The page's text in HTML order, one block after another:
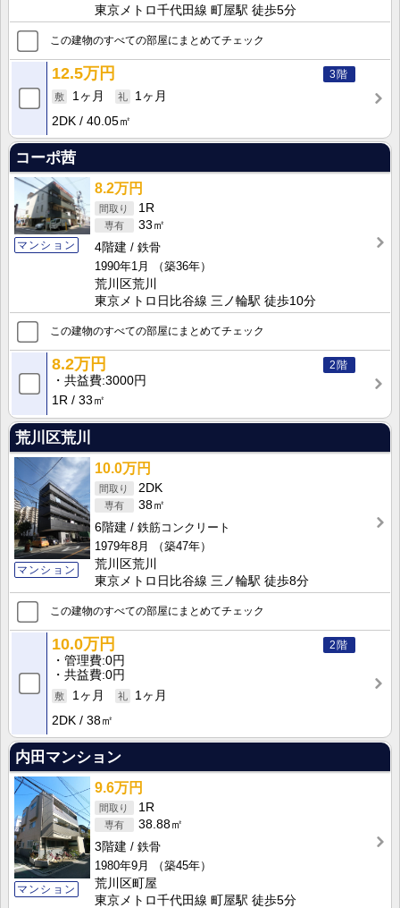
東京メトロ千代田線 町屋駅 徒歩5分
この建物のすべての部屋にまとめてチェック
3階
12.5万円
1ヶ月
1ヶ月
2DK
40.05㎡
コーポ茜
マンション
8.2万円
1R
33㎡
4階建
鉄骨
1990年1月
（築36年）
荒川区荒川
東京メトロ日比谷線 三ノ輪駅 徒歩10分
この建物のすべての部屋にまとめてチェック
2階
8.2万円
共益費 3000円
1R
33㎡
荒川区荒川
マンション
10.0万円
2DK
38㎡
6階建
鉄筋コンクリート
1979年8月
（築47年）
荒川区荒川
東京メトロ日比谷線 三ノ輪駅 徒歩8分
この建物のすべての部屋にまとめてチェック
2階
10.0万円
管理費 0円
共益費 0円
1ヶ月
1ヶ月
2DK
38㎡
内田マンション
マンション
9.6万円
1R
38.88㎡
3階建
鉄骨
1980年9月
（築45年）
荒川区町屋
東京メトロ千代田線 町屋駅 徒歩5分